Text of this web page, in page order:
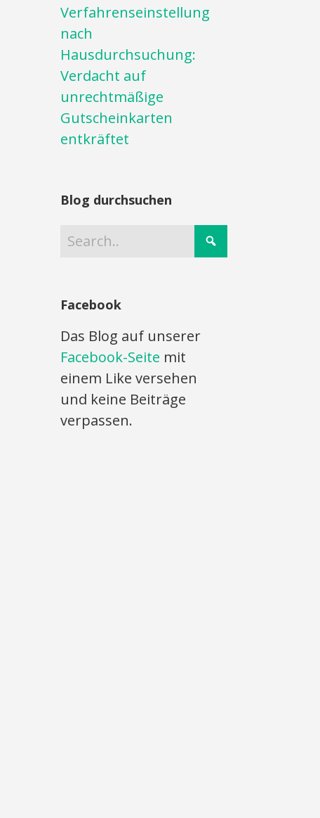
Verfahrenseinstellung
nach
Hausdurchsuchung:
Verdacht auf
unrechtmäßige
Gutscheinkarten
entkräftet
Blog durchsuchen
Facebook
Das Blog auf unserer
Facebook-Seite mit
einem Like versehen
und keine Beiträge
verpassen.